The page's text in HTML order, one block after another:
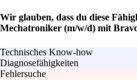
Wir glauben, dass du diese
Mechatroniker (m/w/d) mit
Technisches Know-how
Diagnosefähigkeiten
Fehlersuche